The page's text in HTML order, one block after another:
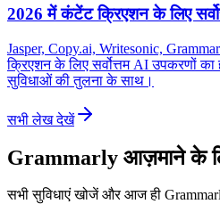
2026 में कंटेंट क्रिएशन के लिए
Jasper, Copy.ai, Writesonic,
क्रिएशन के लिए सर्वोत्तम AI उपकरणों
सुविधाओं की तुलना के साथ।
सभी लेख देखें
Grammarly आज़माने के
सभी सुविधाएं खोजें और आज ही